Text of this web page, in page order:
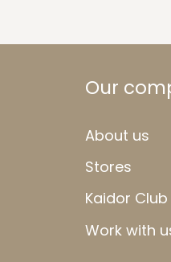
Our
About us
Stores
Kaidor Club
Work with